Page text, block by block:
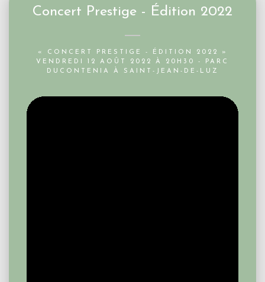
Concert Prestige - Édition 2022
« CONCERT PRESTIGE - ÉDITION 2022 »
VENDREDI 12 AOÛT 2022 À 20H30 - PARC
DUCONTENIA À SAINT-JEAN-DE-LUZ